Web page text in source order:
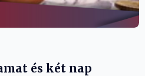
és két nap